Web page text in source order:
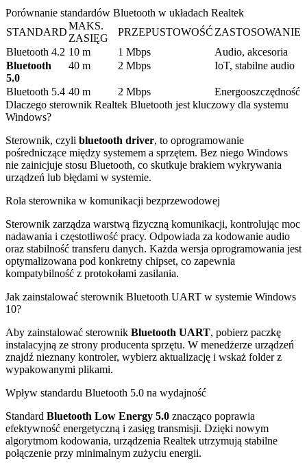
Porównanie standardów Bluetooth w układach Realtek
STANDARD
MAKS.
ZASIĘG
PRZEPUSTOWOŚĆ ZASTOSOWANIE
Bluetooth 4.2 10 m 1 Mbps
Audio, akcesoria
Bluetooth
5.0
40 m 2 Mbps IoT, stabilne audio
Bluetooth 5.4 40 m 2 Mbps
Energooszczędność
Dlaczego sterownik Realtek Bluetooth jest kluczowy dla systemu
Windows?
Sterownik, czyli bluetooth driver, to oprogramowanie
pośredniczące między systemem a sprzętem. Bez niego Windows
nie zainicjuje stosu Bluetooth, co skutkuje brakiem wykrywania
urządzeń lub błędami w systemie.
Rola sterownika w komunikacji bezprzewodowej
Sterownik zarządza warstwą fizyczną komunikacji, kontrolując moc
nadawania i częstotliwość pracy. Odpowiada za kodowanie audio
oraz stabilność transferu danych. Każda wersja oprogramowania jest
optymalizowana pod konkretny chipset, co zapewnia
kompatybilność z protokołami zasilania.
Jak zainstalować sterownik Bluetooth UART w systemie Windows
10?
Aby zainstalować sterownik Bluetooth UART, pobierz paczkę
instalacyjną ze strony producenta sprzętu. W menedżerze urządzeń
znajdź nieznany kontroler, wybierz aktualizację i wskaż folder z
wypakowanymi plikami.
Wpływ standardu Bluetooth 5.0 na wydajność
Standard Bluetooth Low Energy 5.0 znacząco poprawia
efektywność energetyczną i zasięg transmisji. Dzięki nowym
algorytmom kodowania, urządzenia Realtek utrzymują stabilne
połączenie przy minimalnym zużyciu energii.